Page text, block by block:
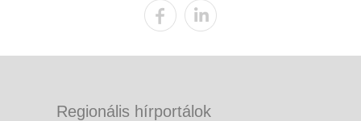
Regionális hírportálok